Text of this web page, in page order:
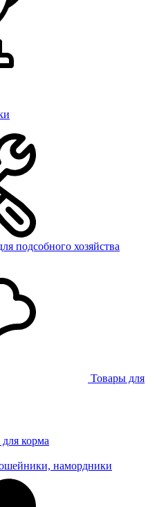
подсобного хозяйства
Товары для
корма
намордники